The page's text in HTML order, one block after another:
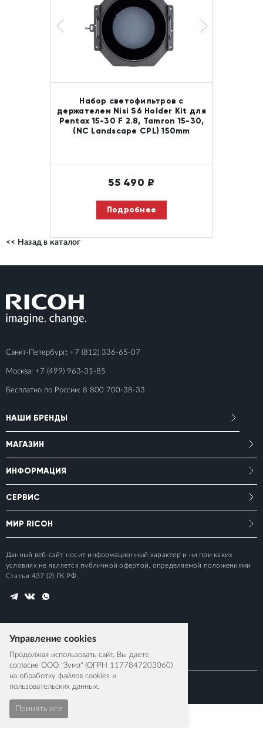
Набор светофильтров с
держателем Nisi S6 Holder Kit для
Pentax 15-30 F 2.8, Tamron 15-30,
(NC Landscape CPL) 150mm
55 490 ₽
Подробнее
<< Назад в каталог
Санкт-Петербург: +7 (812) 336-65-07
Москва: +7 (499) 963-31-85
Бесплатно по России: 8 800 700-38-33
НАШИ БРЕНДЫ
МАГАЗИН
ИНФОРМАЦИЯ
СЕРВИС
МИР RICOH
Данный веб-сайт носит информационный характер и ни при каких
условиях не является публичной офертой, определяемой положениями
Статьи 437 (2) ГК РФ.
© 2015-2026 RICOH IMAGING EUROPE S.A.S
Управление cookies
Продолжая использовать сайт, Вы даете
согласие ООО "Зума" (ОГРН 1177847203060)
на обработку файлов cookies и
пользовательских данных.
Принять все